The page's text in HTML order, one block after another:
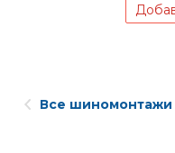
Все шиномонтажи